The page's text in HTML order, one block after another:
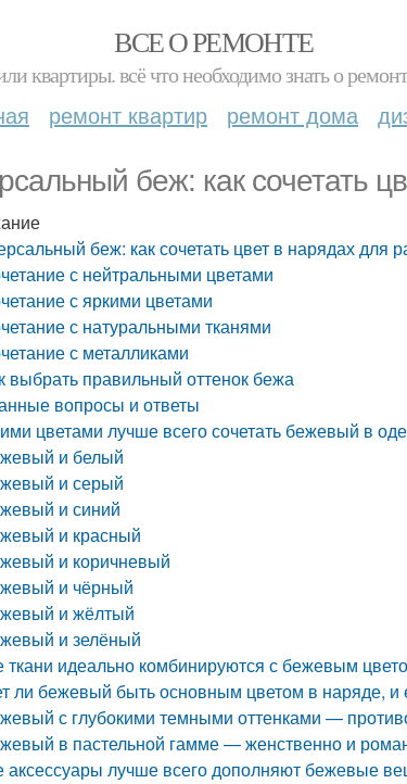
ВСЕ О РЕМОНТЕ
квартиры. всё что необходимо знать о
ремонт квартир ремонт дома
беж: как сочетать
беж: как сочетать цвет в нарядах для
с нейтральными цветами
с яркими цветами
с натуральными тканями
с металликами
выбрать правильный оттенок бежа
вопросы и ответы
цветами лучше всего сочетать бежевый в
и белый
и серый
и синий
и красный
и коричневый
и чёрный
и жёлтый
и зелёный
ткани идеально комбинируются с бежевым
ли бежевый быть основным цветом в наряде, и
с глубокими темными оттенками —
в пастельной гамме — женственно и
аксессуары лучше всего дополняют бежевые